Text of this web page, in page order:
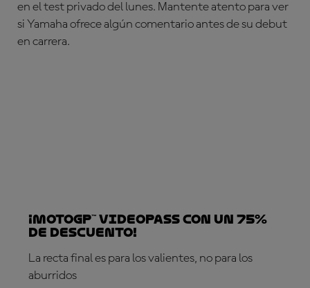
en el test privado del lunes. Mantente atento para ver
si Yamaha ofrece algún comentario antes de su debut
en carrera.
¡MotoGP™ VideoPass con un 75%
de descuento!
La recta final es para los valientes, no para los
aburridos